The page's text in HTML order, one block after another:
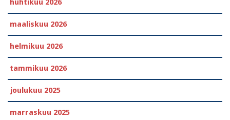
huhtikuu 2026
maaliskuu 2026
helmikuu 2026
tammikuu 2026
joulukuu 2025
marraskuu 2025